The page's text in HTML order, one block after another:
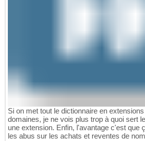
Si on met tout le dictionnaire en
domaines, je ne vois plus trop à quoi sert
une extension. Enfin, l'avantage c'est que
les abus sur les achats et reventes de